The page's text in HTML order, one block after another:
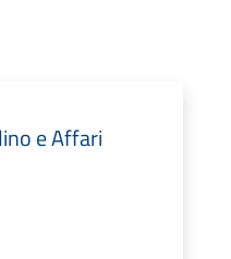
e Affari